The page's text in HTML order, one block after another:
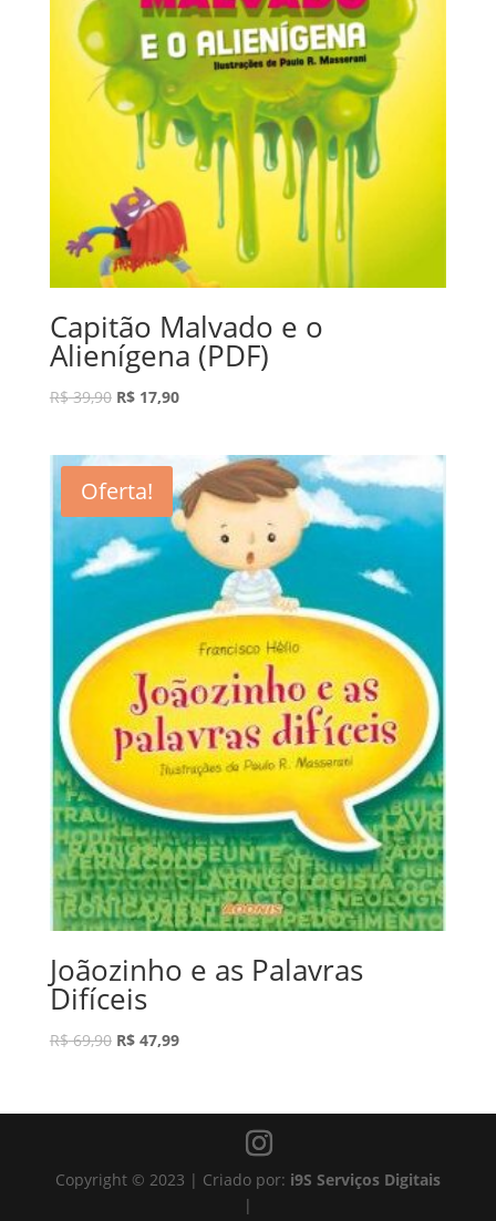
Capitão Malvado e o
Alienígena (PDF)
R$39,90 R$17,90
Oferta!
Joãozinho e as Palavras
Difíceis
R$69,90 R$47,99
Copyright © 2023 | Criado por: i9S Serviços Digitais
|